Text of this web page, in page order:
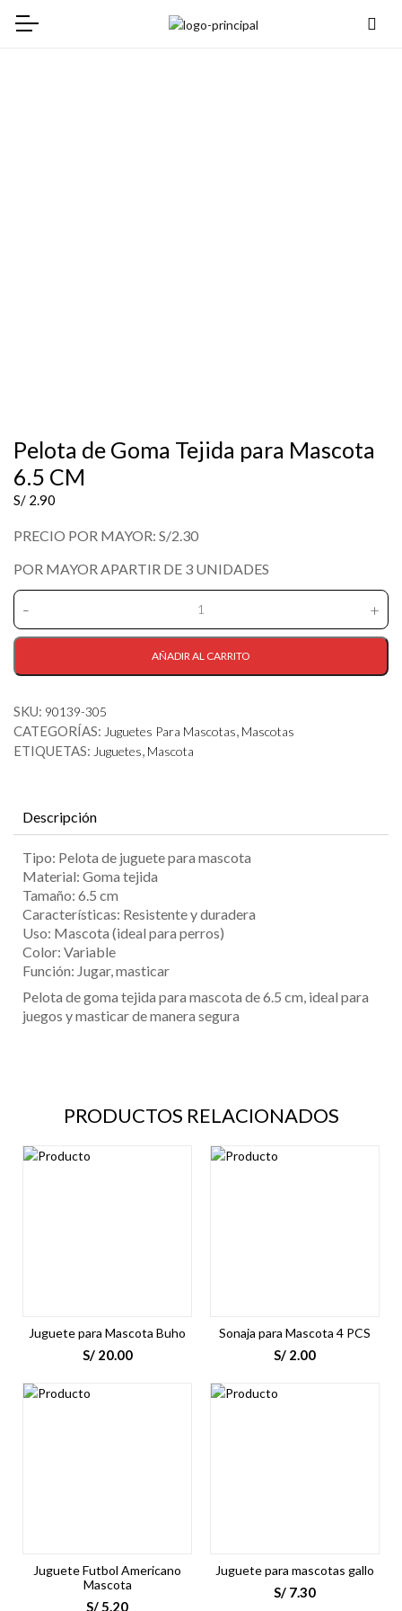
Pelota de Goma Tejida para Mascota
6.5 CM
S/ 2.90
PRECIO POR MAYOR: S/2.30
POR MAYOR APARTIR DE 3 UNIDADES
-
de
Tejida
Mascota
6.5
CM
+
AÑADIR AL CARRITO
SKU: 90139-305
CATEGORÍAS: Juguetes Para Mascotas, Mascotas
ETIQUETAS: Juguetes, Mascota
Descripción
Tipo: Pelota de juguete para mascota
Material: Goma tejida
Tamaño: 6.5 cm
Características: Resistente y duradera
Uso: Mascota (ideal para perros)
Color: Variable
Función: Jugar, masticar
Pelota de goma tejida para mascota de 6.5 cm, ideal para
juegos y masticar de manera segura
PRODUCTOS RELACIONADOS
Juguete para Mascota Buho
S/20.00
Sonaja para Mascota 4 PCS
S/ 2.00
Juguete Futbol Americano
Mascota
S/5.20
Juguete para mascotas gallo
S/ 7.30